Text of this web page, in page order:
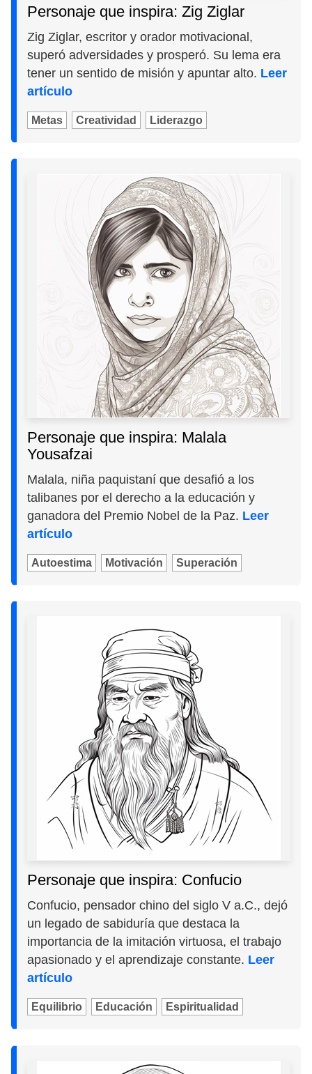
Personaje que inspira: Zig Ziglar
Zig Ziglar, escritor y orador motivacional,
superó adversidades y prosperó. Su lema era
tener un sentido de misión y apuntar alto. Leer
artículo
Metas Creatividad Liderazgo
Personaje que inspira: Malala
Yousafzai
Malala, niña paquistaní que desafió a los
talibanes por el derecho a la educación y
ganadora del Premio Nobel de la Paz. Leer
artículo
Autoestima Motivación Superación
Personaje que inspira: Confucio
Confucio, pensador chino del siglo V a.C., dejó
un legado de sabiduría que destaca la
importancia de la imitación virtuosa, el trabajo
apasionado y el aprendizaje constante. Leer
artículo
Equilibrio Educación Espiritualidad